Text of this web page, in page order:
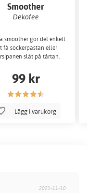
Smoother
Dekofee
smoother gör det enkelt
få sockerpastan eller
slät på tårtan.
99 kr
Lägg i varukorg
2021-11-10